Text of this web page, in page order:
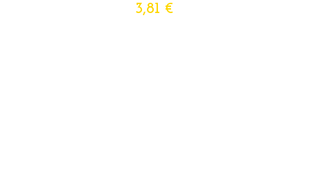
3,81 €